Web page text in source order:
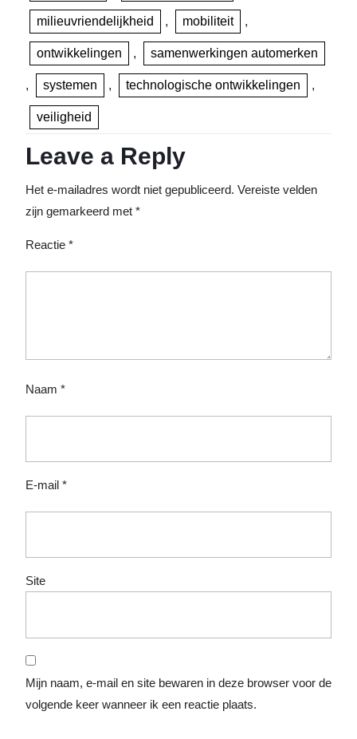
milieuvriendelijkheid , mobiliteit ,
ontwikkelingen , samenwerkingen automerken
, systemen , technologische ontwikkelingen ,
veiligheid
Leave a Reply
Het e-mailadres wordt niet gepubliceerd. Vereiste velden
zijn gemarkeerd met *
Reactie *
Naam *
E-mail *
Site
Mijn naam, e-mail en site bewaren in deze browser voor de
volgende keer wanneer ik een reactie plaats.